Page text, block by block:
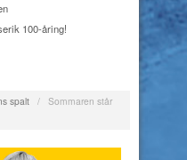
100-åring!
spalt /
Sommaren står